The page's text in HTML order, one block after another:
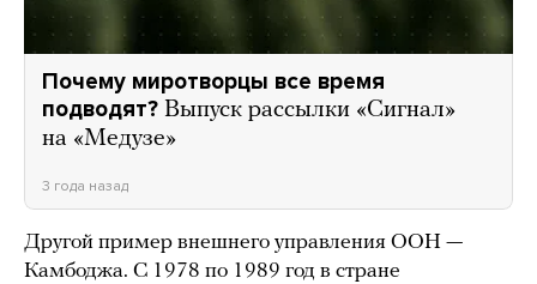
Почему миротворцы все время
подводят? Выпуск рассылки «Сигнал»
на «Медузе»
3 года назад
Другой пример внешнего управления ООН —
Камбоджа. С 1978 по 1989 год в стране